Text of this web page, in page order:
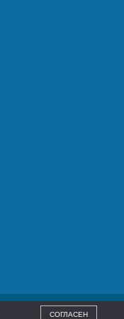
СОГЛАСЕН